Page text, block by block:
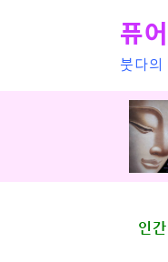
퓨
붓다의
인